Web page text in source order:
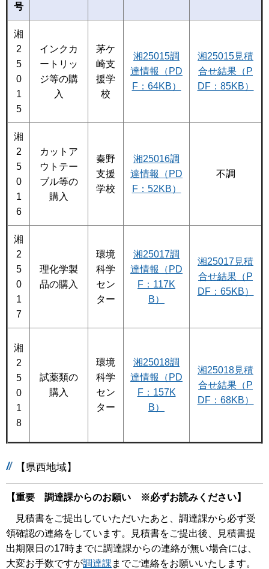
号
湘
2
5
0
1
5
インクカ
ートリッ
ジ等の購
入
茅ケ
崎支
援学
校
湘25015調
達情報（PD
F：64KB）
湘25015見積
合せ結果（P
DF：85KB）
湘
2
5
0
1
6
カットア
ウトテー
ブル等の
購入
秦野
支援
学校
湘25016調
達情報（PD
F：52KB）
不調
湘
2
5
0
1
7
理化学製
品の購入
環境
科学
セン
ター
湘25017調
達情報（PD
F：117K
B）
湘25017見積
合せ結果（P
DF：65KB）
湘
2
5
0
1
8
試薬類の
購入
環境
科学
セン
ター
湘25018調
達情報（PD
F：157K
B）
湘25018見積
合せ結果（P
DF：68KB）
【県西地域】
【重要 調達課からのお願い ※必ずお読みください】
見積書をご提出していただいたあと、調達課から必ず受
領確認の連絡をしています。見積書をご提出後、見積書提
出期限日の17時までに調達課からの連絡が無い場合には、
大変お手数ですが調達課 までご連絡をお願いいたします。